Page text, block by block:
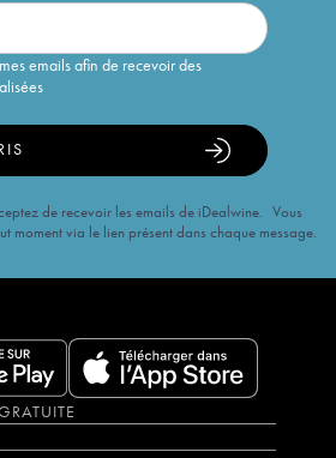
emails afin de recevoir des
de recevoir les emails de iDealwine. Vous
moment via le lien présent dans chaque message.